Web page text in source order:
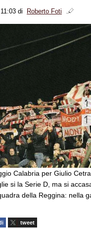
di Roberto Foti
Calabria per Giulio
si la Serie D, ma si
della Reggina: nella
tweet